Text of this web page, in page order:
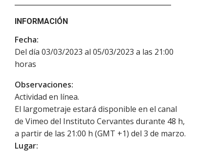
INFORMACIÓN
Fecha:
Del día 03/03/2023 al 05/03/2023 a las 21:00
horas
Observaciones:
Actividad en línea.
El largometraje estará disponible en el canal
de Vimeo del Instituto Cervantes durante 48 h,
a partir de las 21:00 h (GMT +1) del 3 de marzo.
Lugar: